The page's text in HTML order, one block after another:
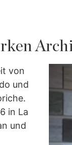
von
und
in La
und